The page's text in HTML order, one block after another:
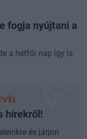
fogja nyújtani a
a hétfői nap így is
hírekről!
és járjon